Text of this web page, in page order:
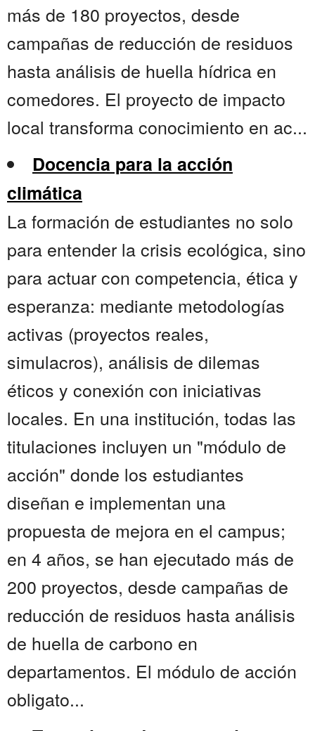
más de 180 proyectos, desde
campañas de reducción de residuos
hasta análisis de huella hídrica en
comedores. El proyecto de impacto
local transforma conocimiento en ac...
Docencia para la acción
climática
La formación de estudiantes no solo
para entender la crisis ecológica, sino
para actuar con competencia, ética y
esperanza: mediante metodologías
activas (proyectos reales,
simulacros), análisis de dilemas
éticos y conexión con iniciativas
locales. En una institución, todas las
titulaciones incluyen un "módulo de
acción" donde los estudiantes
diseñan e implementan una
propuesta de mejora en el campus;
en 4 años, se han ejecutado más de
200 proyectos, desde campañas de
reducción de residuos hasta análisis
de huella de carbono en
departamentos. El módulo de acción
obligato...